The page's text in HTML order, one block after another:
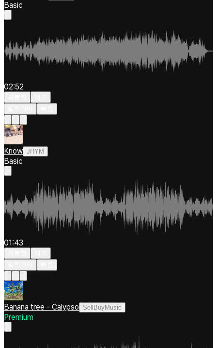
Basic
02:52
Know JHYM
Basic
01:43
Banana tree - Calypso SellBuyMusic
Premium